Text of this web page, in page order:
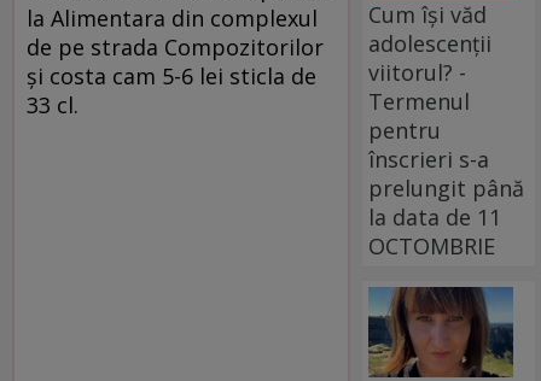
la Alimentara din complexul
de pe strada Compozitorilor
şi costa cam 5-6 lei sticla de
33 cl.
Cum își văd
adolescenții
viitorul? -
Termenul
pentru
înscrieri s-a
prelungit până
la data de 11
OCTOMBRIE